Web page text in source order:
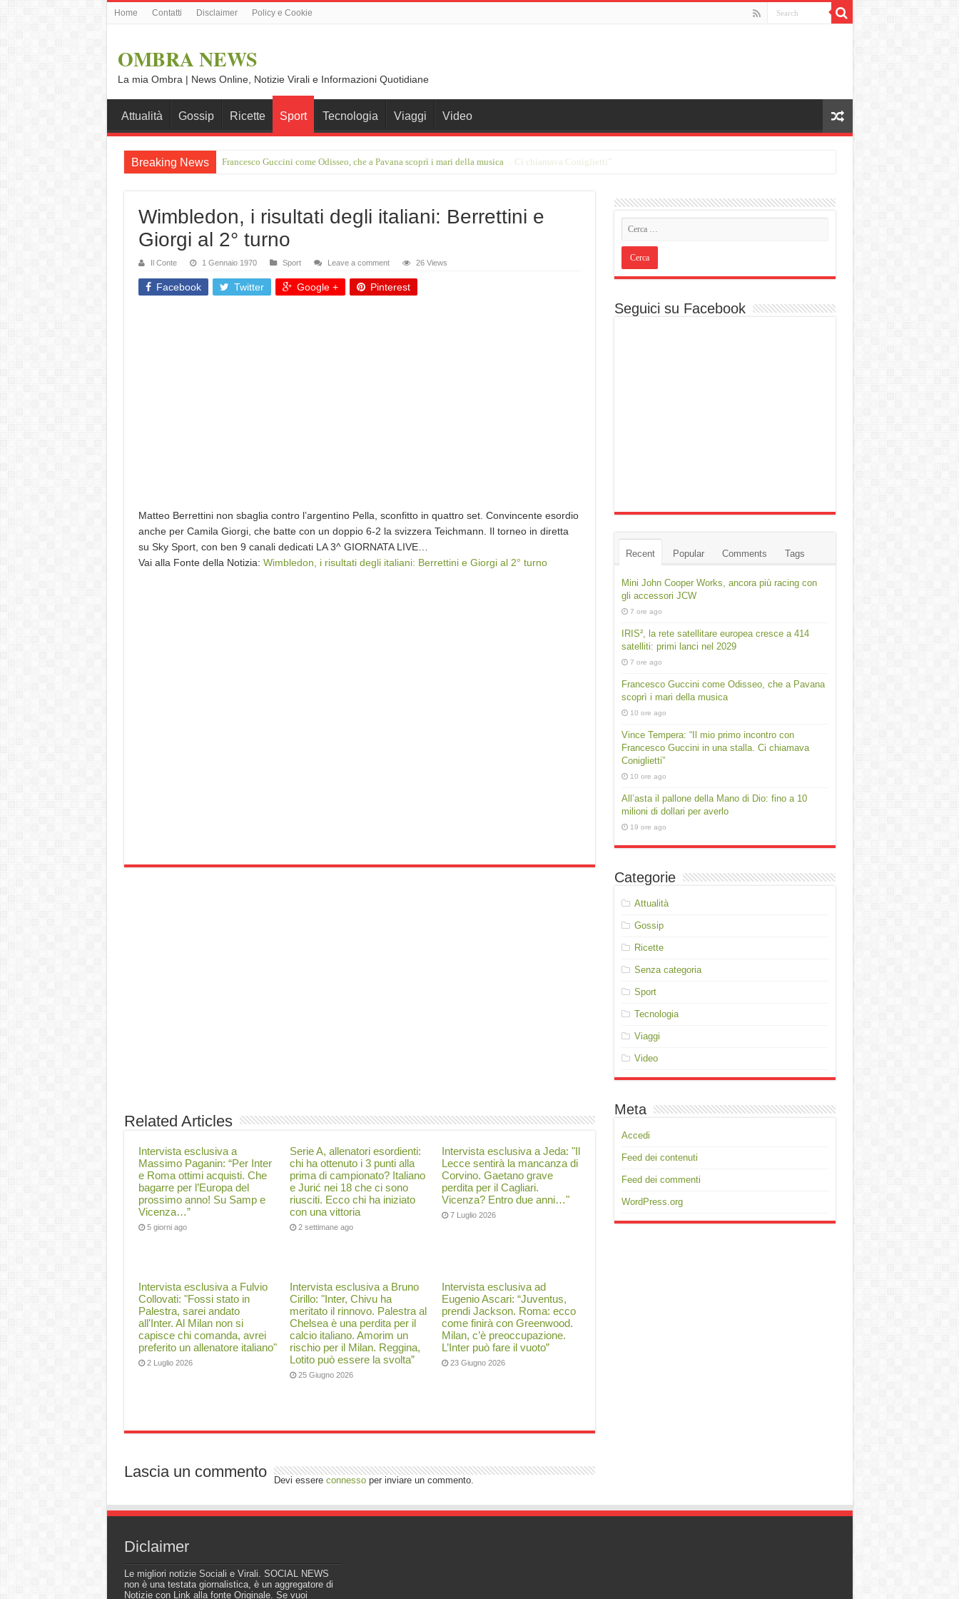
Home Contatti Disclaimer Policy e Cookie
OMBRA NEWS
La mia Ombra | News Online, Notizie Virali e Informazioni Quotidiane
Attualità Gossip Ricette Sport Tecnologia Viaggi Video
Breaking News Vince Tempera: “Il mio primo incontro con Francesco Guccini in una stalla. Ci chiamava Coniglietti”
Wimbledon, i risultati degli italiani: Berrettini e
Giorgi al 2° turno
Il Conte 1 Gennaio 1970 Sport Leave a comment 26 Views
Facebook Twitter Google + Pinterest
Matteo Berrettini non sbaglia contro l’argentino Pella, sconfitto in quattro set. Convincente esordio
anche per Camila Giorgi, che batte con un doppio 6-2 la svizzera Teichmann. Il torneo in diretta
su Sky Sport, con ben 9 canali dedicati LA 3^ GIORNATA LIVE…
Vai alla Fonte della Notizia: Wimbledon, i risultati degli italiani: Berrettini e Giorgi al 2° turno
Related Articles
Intervista esclusiva a
Massimo Paganin: “Per Inter
e Roma ottimi acquisti. Che
bagarre per l’Europa del
prossimo anno! Su Samp e
Vicenza…”
5 giorni ago
Serie A, allenatori esordienti:
chi ha ottenuto i 3 punti alla
prima di campionato? Italiano
e Jurić nei 18 che ci sono
riusciti. Ecco chi ha iniziato
con una vittoria
2 settimane ago
Intervista esclusiva a Jeda: "Il
Lecce sentirà la mancanza di
Corvino. Gaetano grave
perdita per il Cagliari.
Vicenza? Entro due anni…"
7 Luglio 2026
Intervista esclusiva a Fulvio
Collovati: "Fossi stato in
Palestra, sarei andato
all'Inter. Al Milan non si
capisce chi comanda, avrei
preferito un allenatore italiano"
2 Luglio 2026
Intervista esclusiva a Bruno
Cirillo: "Inter, Chivu ha
meritato il rinnovo. Palestra al
Chelsea è una perdita per il
calcio italiano. Amorim un
rischio per il Milan. Reggina,
Lotito può essere la svolta”
25 Giugno 2026
Intervista esclusiva ad
Eugenio Ascari: “Juventus,
prendi Jackson. Roma: ecco
come finirà con Greenwood.
Milan, c’è preoccupazione.
L’Inter può fare il vuoto”
23 Giugno 2026
Lascia un commento Devi essere connessoper inviare un commento.
Seguici su Facebook
Recent Popular Comments Tags
Mini John Cooper Works, ancora più racing con
gli accessori JCW
7 ore ago
IRIS², la rete satellitare europea cresce a 414
satelliti: primi lanci nel 2029
7 ore ago
Francesco Guccini come Odisseo, che a Pavana
scoprì i mari della musica
10 ore ago
Vince Tempera: “Il mio primo incontro con
Francesco Guccini in una stalla. Ci chiamava
Coniglietti”
10 ore ago
All’asta il pallone della Mano di Dio: fino a 10
milioni di dollari per averlo
19 ore ago
Categorie
Attualità
Gossip
Ricette
Senza categoria
Sport
Tecnologia
Viaggi
Video
Meta
Accedi
Feed dei contenuti
Feed dei commenti
WordPress.org
Diclaimer
Le migliori notizie Sociali e Virali. SOCIAL NEWS
non è una testata giornalistica, è un aggregatore di
Notizie con Link alla fonte Originale. Se vuoi